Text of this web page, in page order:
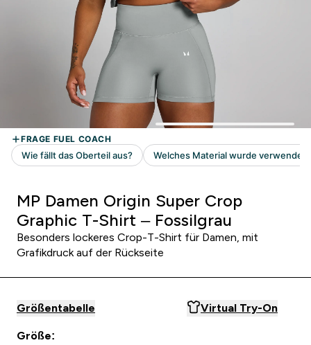
MP Damen Origin Super Crop
Graphic T-Shirt – Fossilgrau
Besonders lockeres Crop-T-Shirt für Damen, mit
Grafikdruck auf der Rückseite
Größentabelle Virtual Try-On
Größe: